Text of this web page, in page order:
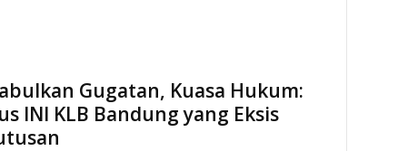
Gugatan, Kuasa Hukum:
INI KLB Bandung yang Eksis